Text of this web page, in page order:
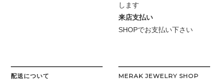
します
来店支払い
SHOPでお支払い下さい
配送について MERAK JEWELRY SHOP